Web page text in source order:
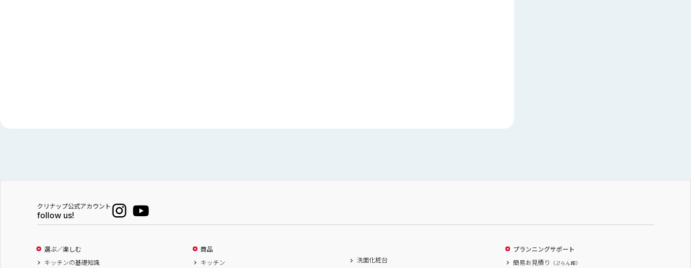
クリナップ公式アカウント
follow us!
選ぶ／楽しむ
キッチンの基礎知識
商品
キッチン
洗面化粧台
プランニングサポート
簡易お見積り
（ぷらん館）